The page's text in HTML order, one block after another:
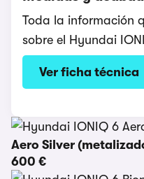
Toda la información
sobre el Hyundai
Ver ficha técnica
Aero Silver
600 €